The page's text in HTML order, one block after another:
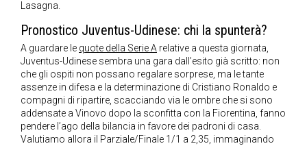
Lasagna.
Pronostico Juventus-Udinese: chi la spunterà?
A guardare le quote della Serie A relative a questa giornata,
Juventus-Udinese sembra una gara dall’esito già scritto: non
che gli ospiti non possano regalare sorprese, ma le tante
assenze in difesa e la determinazione di Cristiano Ronaldo e
compagni di ripartire, scacciando via le ombre che si sono
addensate a Vinovo dopo la sconfitta con la Fiorentina, fanno
pendere l’ago della bilancia in favore dei padroni di casa.
Valutiamo allora il Parziale/Finale 1/1 a 2,35, immaginando